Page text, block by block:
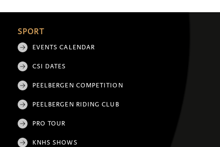
SPORT
EVENTS CALENDAR
CSI DATES
PEELBERGEN COMPETITION
PEELBERGEN RIDING CLUB
PRO TOUR
KNHS SHOWS